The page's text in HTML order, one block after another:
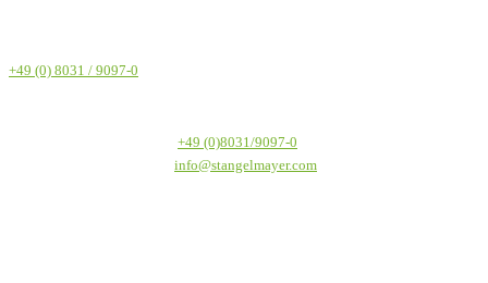
+49 (0) 8031 / 9097-0
+49 (0)8031/9097-0
info@stangelmayer.com